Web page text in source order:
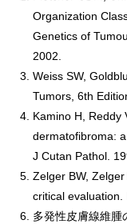
Organization
Genetics of
2002.
Weiss SW,
Tumors, 6th
Kamino H, Reddy
dermatofibroma:
J Cutan Pathol.
Zelger BW,
critical evaluation.
多発性皮膚線維